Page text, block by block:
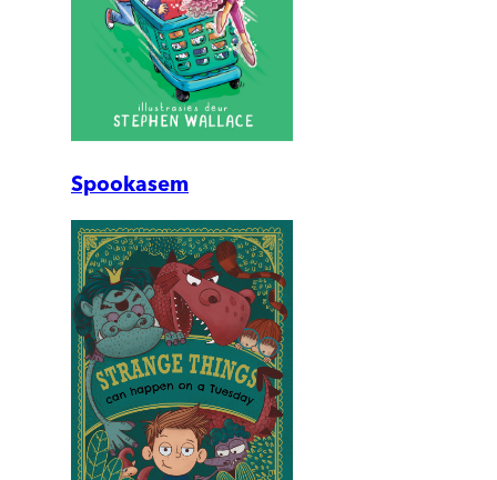
Spookasem